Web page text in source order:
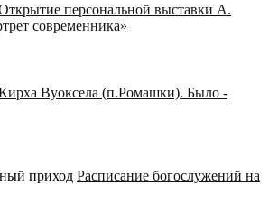
персональной выставки А.
современника»
Вуоксела (п.Ромашки). Было -
приход Расписание богослужений на